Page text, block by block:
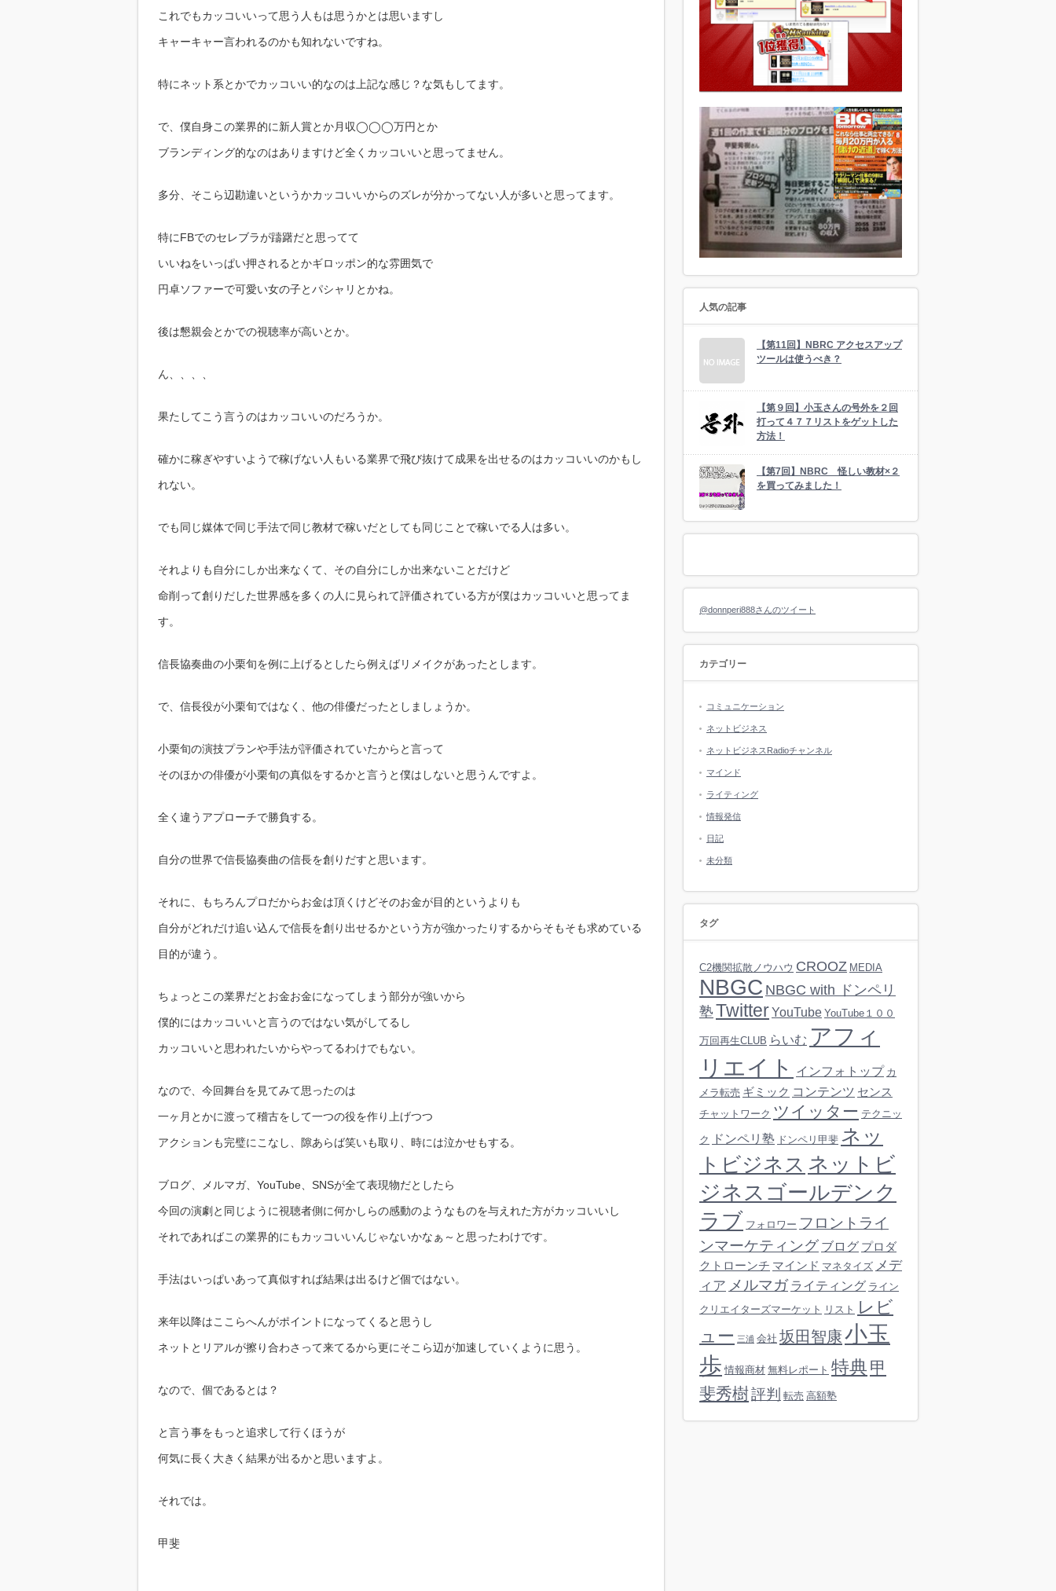
これでもカッコいいって思う人もは思うかとは思いますし
キャーキャー言われるのかも知れないですね。
特にネット系とかでカッコいい的なのは上記な感じ？な気もしてます。
で、僕自身この業界的に新人賞とか月収◯◯◯万円とか
ブランディング的なのはありますけど全くカッコいいと思ってません。
多分、そこら辺勘違いというかカッコいいからのズレが分かってない人が多いと思ってます。
特にFBでのセレブラが躊躇だと思ってて
いいねをいっぱい押されるとかギロッポン的な雰囲気で
円卓ソファーで可愛い女の子とパシャリとかね。
後は懇親会とかでの視聴率が高いとか。
ん、、、、
果たしてこう言うのはカッコいいのだろうか。
確かに稼ぎやすいようで稼げない人もいる業界で飛び抜けて成果を出せるのはカッコいいのかもし
れない。
でも同じ媒体で同じ手法で同じ教材で稼いだとしても同じことで稼いでる人は多い。
それよりも自分にしか出来なくて、その自分にしか出来ないことだけど
命削って創りだした世界感を多くの人に見られて評価されている方が僕はカッコいいと思ってま
す。
信長協奏曲の小栗旬を例に上げるとしたら例えばリメイクがあったとします。
で、信長役が小栗旬ではなく、他の俳優だったとしましょうか。
小栗旬の演技プランや手法が評価されていたからと言って
そのほかの俳優が小栗旬の真似をするかと言うと僕はしないと思うんですよ。
全く違うアプローチで勝負する。
自分の世界で信長協奏曲の信長を創りだすと思います。
それに、もちろんプロだからお金は頂くけどそのお金が目的というよりも
自分がどれだけ追い込んで信長を創り出せるかという方が強かったりするからそもそも求めている
目的が違う。
ちょっとこの業界だとお金お金になってしまう部分が強いから
僕的にはカッコいいと言うのではない気がしてるし
カッコいいと思われたいからやってるわけでもない。
なので、今回舞台を見てみて思ったのは
一ヶ月とかに渡って稽古をして一つの役を作り上げつつ
アクションも完璧にこなし、隙あらば笑いも取り、時には泣かせもする。
ブログ、メルマガ、YouTube、SNSが全て表現物だとしたら
今回の演劇と同じように視聴者側に何かしらの感動のようなものを与えれた方がカッコいいし
それであればこの業界的にもカッコいいんじゃないかなぁ～と思ったわけです。
手法はいっぱいあって真似すれば結果は出るけど個ではない。
来年以降はここらへんがポイントになってくると思うし
ネットとリアルが擦り合わさって来てるから更にそこら辺が加速していくように思う。
なので、個であるとは？
と言う事をもっと追求して行くほうが
何気に長く大きく結果が出るかと思いますよ。
それでは。
甲斐
人気の記事
【第11回】NBRC アクセスアップ
ツールは使うべき？
【第９回】小玉さんの号外を２回
打って４７７リストをゲットした
方法！
【第7回】NBRC 怪しい教材×２
を買ってみました！
@donnperi888さんのツイート
カテゴリー
コミュニケーション
ネットビジネス
ネットビジネスRadioチャンネル
マインド
ライティング
情報発信
日記
未分類
タグ
C2機関拡散ノウハウ CROOZ MEDIA
NBGC NBGC with ドンペリ
塾 TwitterYouTube YouTube１００
万回再生CLUB らいむ アフィ
リエイト
インフォトップ カ
メラ転売 ギミック コンテンツ センス
チャットワーク ツイッター テクニッ
ク ドンペリ塾 ドンペリ甲斐 ネッ
トビジネス ネットビ
ジネスゴールデンク
ラブ フォロワー フロントライ
ンマーケティング ブログ プロダ
クトローンチ マインド マネタイズ メデ
ィア メルマガ ライティング ライン
クリエイターズマーケット リスト レビ
ュー 三浦 会社 坂田智康小玉
歩 情報商材 無料レポート 特典 甲
斐秀樹評判 転売 高額塾